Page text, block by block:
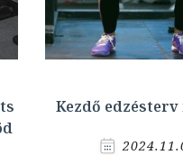
Kezdő